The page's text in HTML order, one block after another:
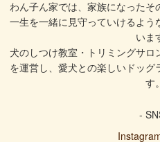
わん子ん家では、家族になった
一生を一緒に見守っていけるよ
いま
犬のしつけ教室・トリミングサ
を運営し、愛犬との楽しいドッ
す。
-